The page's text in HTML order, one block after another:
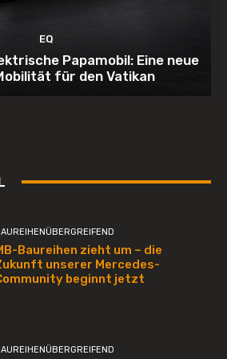
EQ
Papamobil: Eine neue
für den Vatikan
Baureihen zieht um – die
unserer Mercedes-
beginnt jetzt